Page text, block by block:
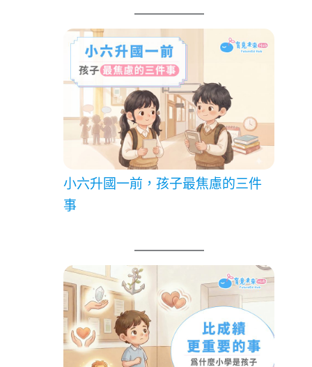
小六升國一前，孩子最焦慮的三件
事